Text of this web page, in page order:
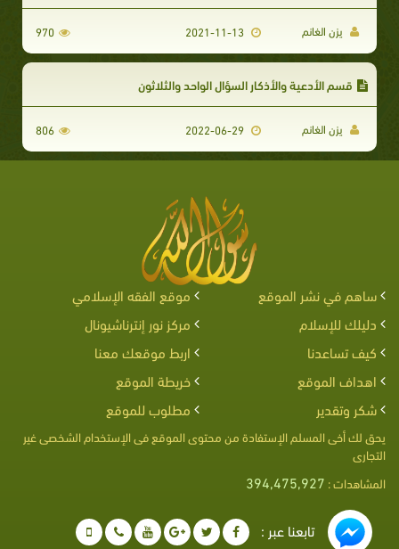
يزن الغانم 2021-11-13
970
قسم الأدعية والأذكار السؤال الواحد والثلاثون
يزن الغانم 2022-06-29
806
ساهم في نشر الموقع
موقع الفقه الإسلامي
دليلك للإسلام
مركز نور إنترناشيونال
كيف تساعدنا
اربط موقعك معنا
اهداف الموقع
خريطة الموقع
شكر وتقدير
مطلوب للموقع
يحق لك أخى المسلم الإستفادة من محتوى الموقع فى الإستخدام الشخصى غير
التجارى
المشاهدات : 394,475,927
تابعنا عبر :